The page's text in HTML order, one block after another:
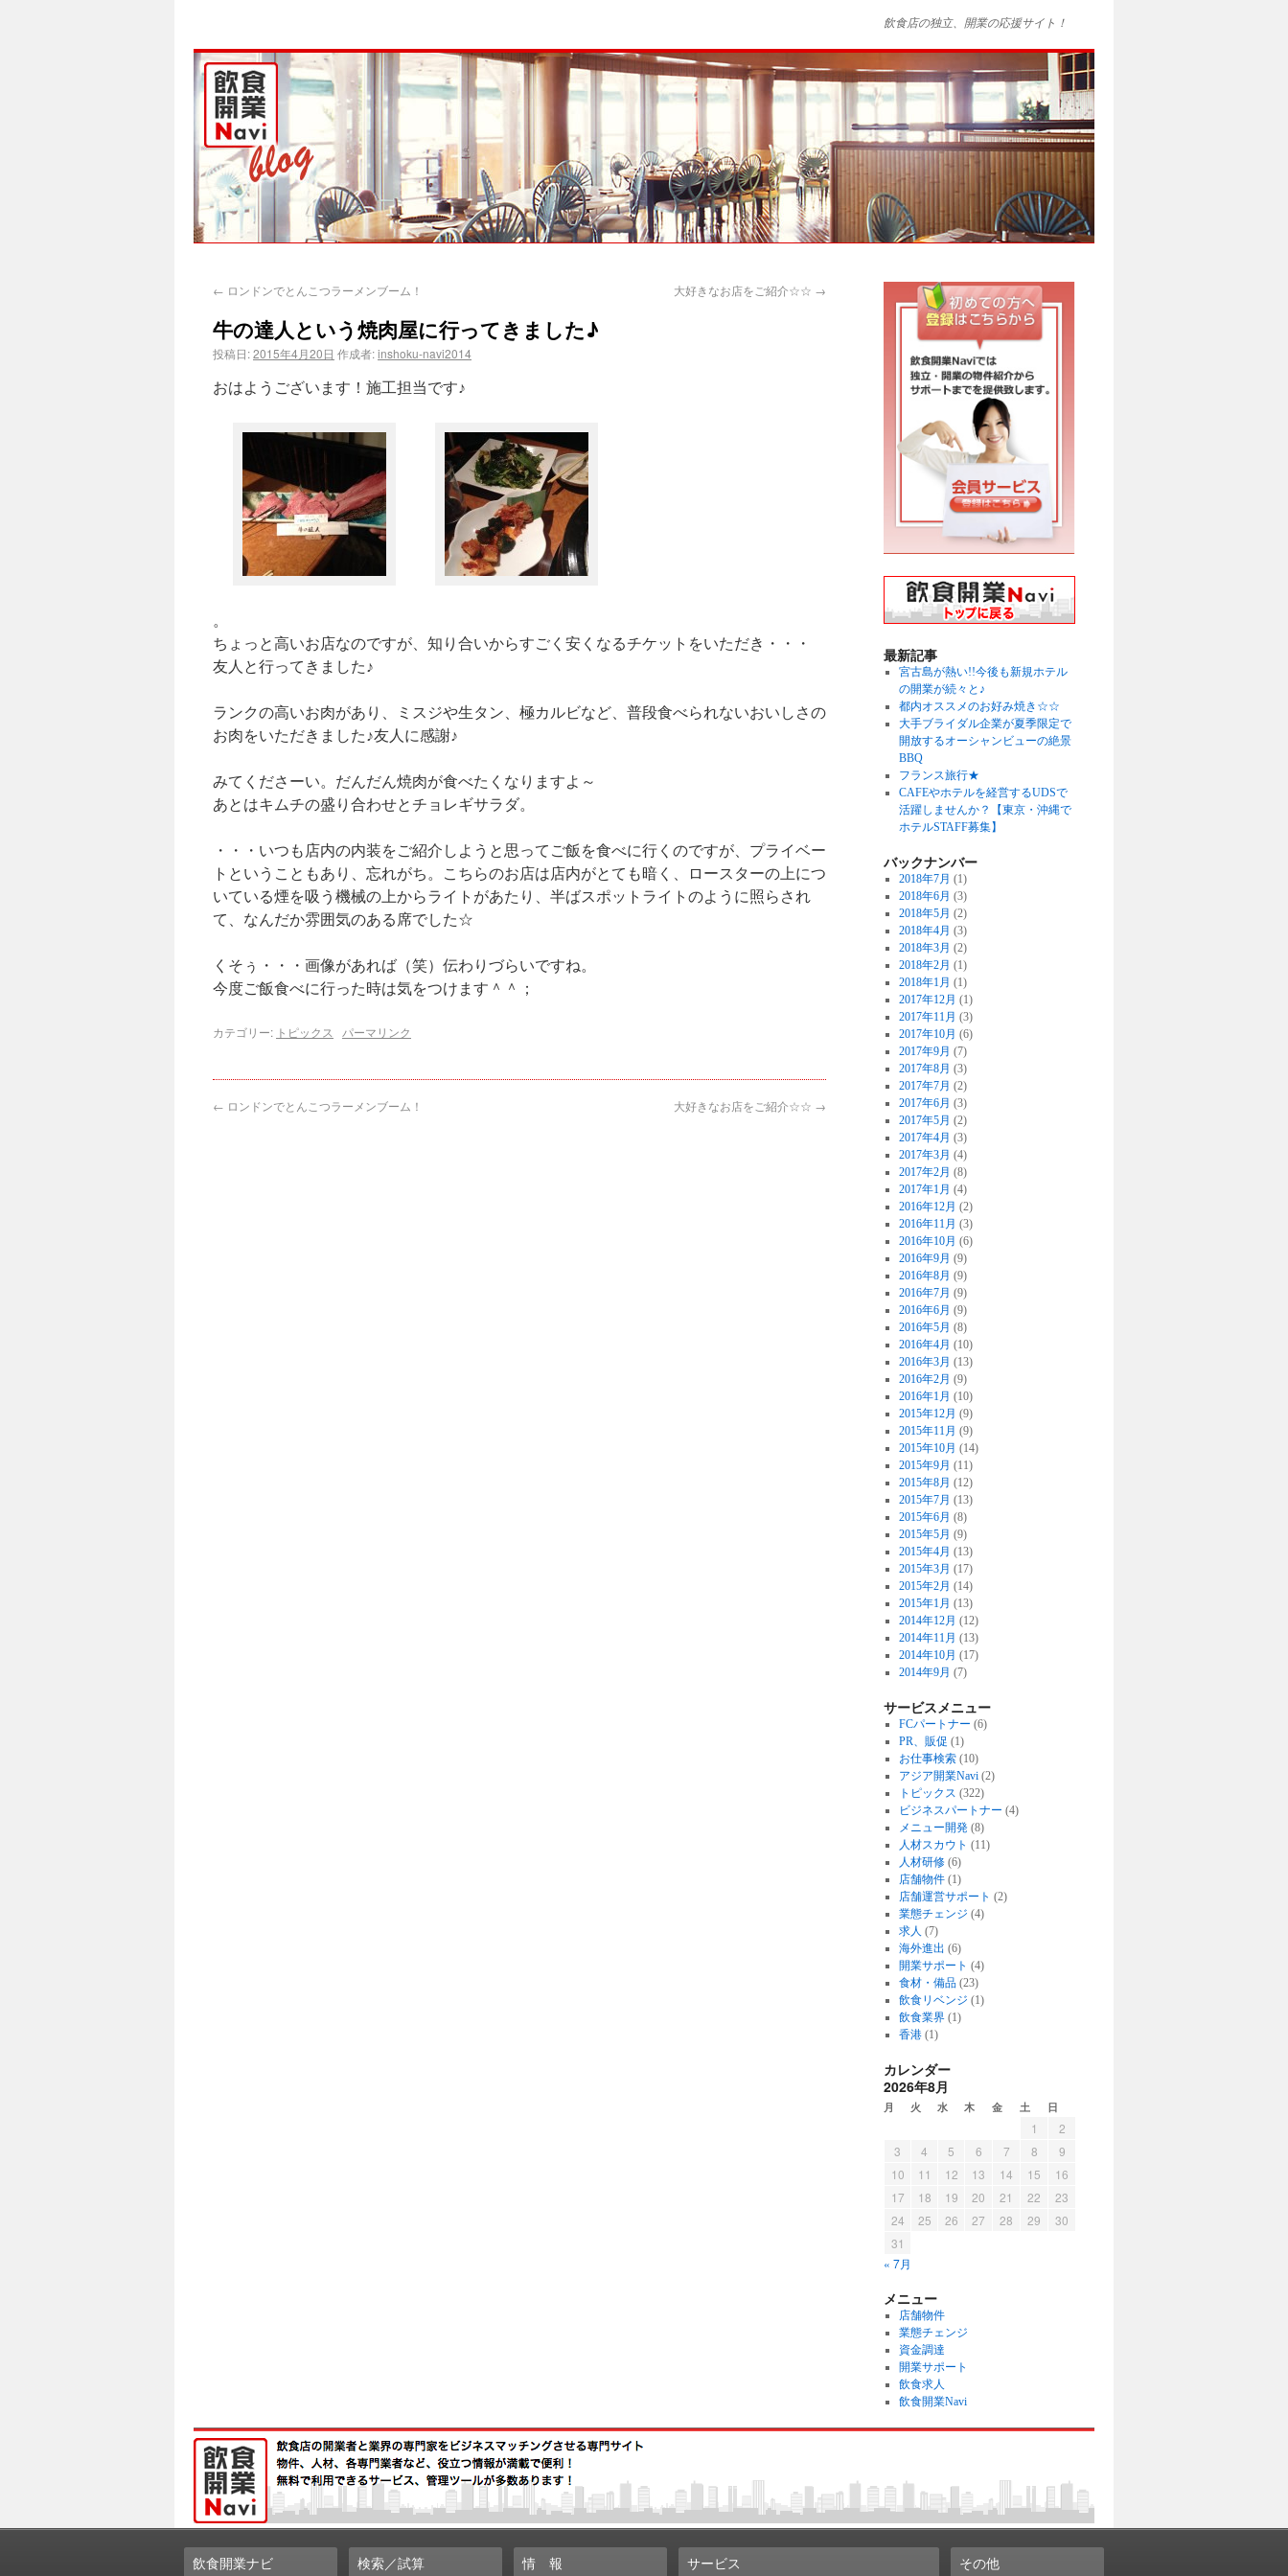
飲食店の独立、開業の応援サイト！
← ロンドンでとんこつラーメンブーム！ 大好きなお店をご紹介☆☆ →
牛の達人という焼肉屋に行ってきました♪
投稿日:2015年4月20日 作成者:inshoku-navi2014
おはようございます！施工担当です♪
。
ちょっと高いお店なのですが、知り合いからすごく安くなるチケットをいただき・・・
友人と行ってきました♪
ランクの高いお肉があり、ミスジや生タン、極カルビなど、普段食べられないおいしさの
お肉をいただきました♪友人に感謝♪
みてくださーい。だんだん焼肉が食べたくなりますよ～
あとはキムチの盛り合わせとチョレギサラダ。
・・・いつも店内の内装をご紹介しようと思ってご飯を食べに行くのですが、プライベー
トということもあり、忘れがち。こちらのお店は店内がとても暗く、ロースターの上につ
いている煙を吸う機械の上からライトがあたり、半ばスポットライトのように照らされ
て、なんだか雰囲気のある席でした☆
くそぅ・・・画像があれば（笑）伝わりづらいですね。
今度ご飯食べに行った時は気をつけます＾＾；
カテゴリー: トピックス パーマリンク
← ロンドンでとんこつラーメンブーム！ 大好きなお店をご紹介☆☆ →
最新記事
宮古島が熱い!!今後も新規ホテル
の開業が続々と♪
都内オススメのお好み焼き☆☆
大手ブライダル企業が夏季限定で
開放するオーシャンビューの絶景
BBQ
フランス旅行★
CAFEやホテルを経営するUDSで
活躍しませんか？【東京・沖縄で
ホテルSTAFF募集】
バックナンバー
2018年7月 (1)
2018年6月 (3)
2018年5月 (2)
2018年4月 (3)
2018年3月 (2)
2018年2月 (1)
2018年1月 (1)
2017年12月 (1)
2017年11月 (3)
2017年10月 (6)
2017年9月 (7)
2017年8月 (3)
2017年7月 (2)
2017年6月 (3)
2017年5月 (2)
2017年4月 (3)
2017年3月 (4)
2017年2月 (8)
2017年1月 (4)
2016年12月 (2)
2016年11月 (3)
2016年10月 (6)
2016年9月 (9)
2016年8月 (9)
2016年7月 (9)
2016年6月 (9)
2016年5月 (8)
2016年4月 (10)
2016年3月 (13)
2016年2月 (9)
2016年1月 (10)
2015年12月 (9)
2015年11月 (9)
2015年10月 (14)
2015年9月 (11)
2015年8月 (12)
2015年7月 (13)
2015年6月 (8)
2015年5月 (9)
2015年4月 (13)
2015年3月 (17)
2015年2月 (14)
2015年1月 (13)
2014年12月 (12)
2014年11月 (13)
2014年10月 (17)
2014年9月 (7)
サービスメニュー
FCパートナー (6)
PR、販促 (1)
お仕事検索(10)
アジア開業Navi(2)
トピックス (322)
ビジネスパートナー (4)
メニュー開発(8)
人材スカウト (11)
人材研修(6)
店舗物件(1)
店舗運営サポート (2)
業態チェンジ (4)
求人 (7)
海外進出 (6)
開業サポート (4)
食材・備品(23)
飲食リベンジ (1)
飲食業界(1)
香港(1)
カレンダー
2026年8月
月 火 水 木 金 土 日
« 7月
1
2
3
4 5 6 7 8
9
10
11 12 13 14 15
16
17
18 19 20 21 22
23
24
25 26 27 28 29
30
31
メニュー
店舗物件
業態チェンジ
資金調達
開業サポート
飲食求人
飲食開業Navi
飲食開業ナビ 検索／試算 情 報 サービス その他